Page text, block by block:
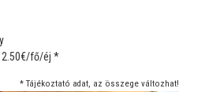
2.50€/fő/éj *
* Tájékoztató adat, az összege változhat!